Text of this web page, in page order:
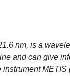
nm, is a
and can give
instrument